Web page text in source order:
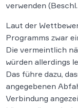
verwenden (Beschl.
Laut der
Programms zwar
Die vermeintlich
würden allerdings
Das führe dazu,
angegebenen
Verbindung